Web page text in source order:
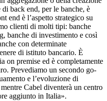
back end, per le banche, è
end è l’aspetto strategico su
clienti di molti tipi: banche
banche di investimento e così
con determinate
di istituto bancario. È
on premise ed è completamente
Prevediamo un secondo go-
e l’evoluzione di
Cabel diventerà un centro
aggiunto in Italia».